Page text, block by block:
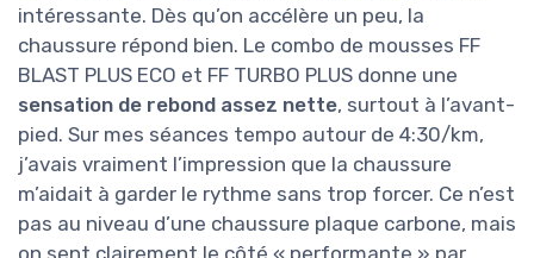
intéressante. Dès qu’on accélère un peu, la
chaussure répond bien. Le combo de mousses FF
BLAST PLUS ECO et FF TURBO PLUS donne une
sensation de rebond assez nette, surtout à l’avant-
pied. Sur mes séances tempo autour de 4:30/km,
j’avais vraiment l’impression que la chaussure
m’aidait à garder le rythme sans trop forcer. Ce n’est
pas au niveau d’une chaussure plaque carbone, mais
on sent clairement le côté « performante » par